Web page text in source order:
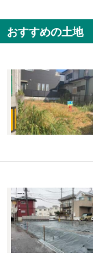
おすすめの土地